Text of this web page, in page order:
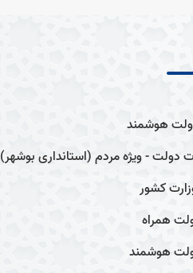
هوشمند
دولت - ویژه مردم (استانداری بوشهر)
کشور
همراه
هوشمند